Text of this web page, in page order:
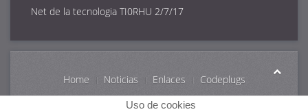
Net de la tecnologia TI0RHU 2/7/17
Home Noticias Enlaces
Codeplugs
BrandMeister
Uso de cookies